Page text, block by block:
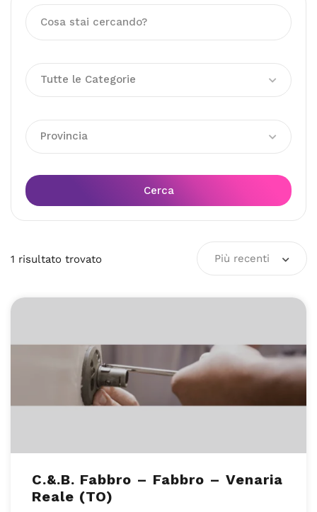
Tutte le Categorie
Provincia
Cerca
1 risultato trovato Più recenti
C.&.B. Fabbro – Fabbro – Venaria
Reale (TO)